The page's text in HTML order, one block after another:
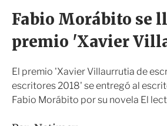
Fabio Morábito se
premio 'Xavier
El premio 'Xavier Villaurrutia de
escritores 2018' se entregó al
Fabio Morábito por su novela El